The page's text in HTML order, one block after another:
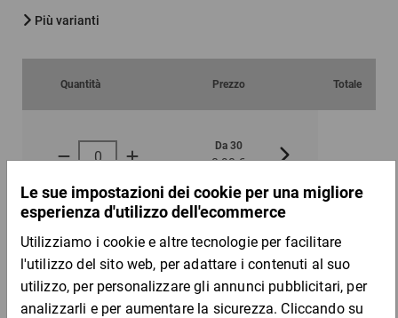
Più varianti
Quantità Prezzo Totale
Da 30
0,90 € 0,78 €
per 1 Pezzo
Campione